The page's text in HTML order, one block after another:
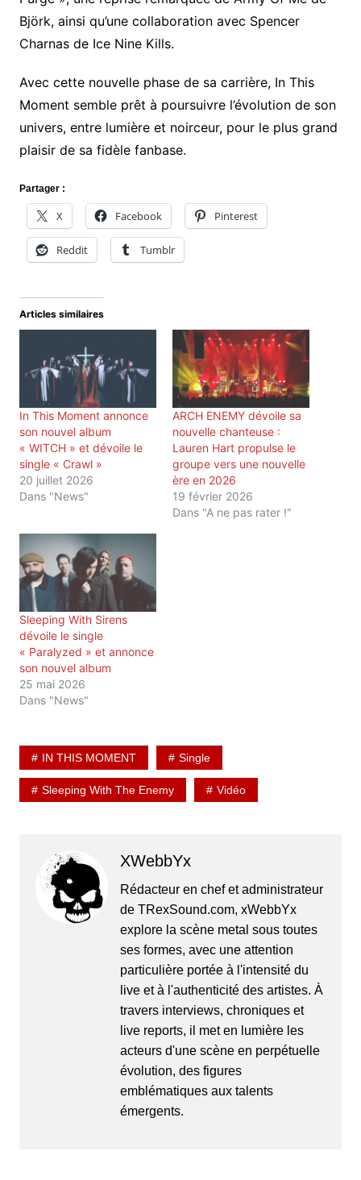
Björk, ainsi qu’une collaboration avec Spencer
Charnas de Ice Nine Kills.
Avec cette nouvelle phase de sa carrière, In This
Moment semble prêt à poursuivre l’évolution de son
univers, entre lumière et noirceur, pour le plus grand
plaisir de sa fidèle fanbase.
Partager :
X Facebook Pinterest
Reddit Tumblr
Articles similaires
In This Moment annonce
son nouvel album
« WITCH » et dévoile le
single « Crawl »
20 juillet 2026
Dans "News"
ARCH ENEMY dévoile sa
nouvelle chanteuse :
Lauren Hart propulse le
groupe vers une nouvelle
ère en 2026
19 février 2026
Dans "A ne pas rater !"
Sleeping With Sirens
dévoile le single
« Paralyzed » et annonce
son nouvel album
25 mai 2026
Dans "News"
IN THIS MOMENT Single
Sleeping With The Enemy Vidéo
XWebbYx
Rédacteur en chef et administrateur
de TRexSound.com, xWebbYx
explore la scène metal sous toutes
ses formes, avec une attention
particulière portée à l'intensité du
live et à l'authenticité des artistes. À
travers interviews, chroniques et
live reports, il met en lumière les
acteurs d'une scène en perpétuelle
évolution, des figures
emblématiques aux talents
émergents.